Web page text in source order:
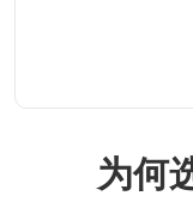
为何